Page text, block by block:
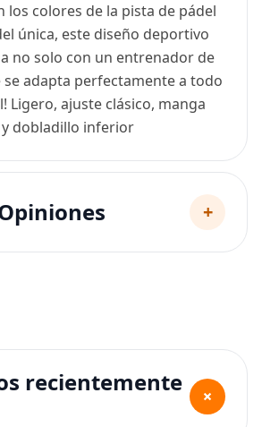
los colores de la pista de pádel
única, este diseño deportivo
no solo con un entrenador de
se adapta perfectamente a todo
Ligero, ajuste clásico, manga
dobladillo inferior
+
recientemente
+